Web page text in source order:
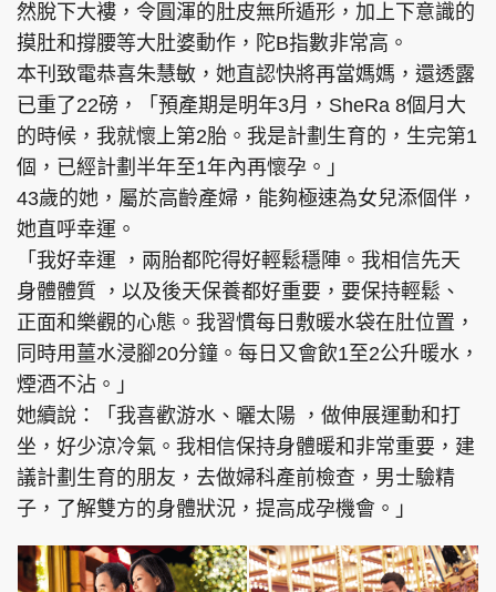
Copyright © 東周網 版權所有 . 不得轉載
©Eastweek.com.hk. All rights reserved.
然脫下大褸，令圓渾的肚皮無所遁形，加上下意識的
摸肚和撐腰等大肚婆動作，陀B指數非常高。
本刊致電恭喜朱慧敏，她直認快將再當媽媽，還透露
已重了22磅，「預產期是明年3月，SheRa 8個月大
的時候，我就懷上第2胎。我是計劃生育的，生完第1
個，已經計劃半年至1年內再懷孕。」
43歲的她，屬於高齡產婦，能夠極速為女兒添個伴，
她直呼幸運。
「我好幸運 ，兩胎都陀得好輕鬆穩陣。我相信先天
身體體質 ，以及後天保養都好重要，要保持輕鬆、
正面和樂觀的心態。我習慣每日敷暖水袋在肚位置，
同時用薑水浸腳20分鐘。每日又會飲1至2公升暖水，
煙酒不沾。」
她續說：「我喜歡游水、曬太陽 ，做伸展運動和打
坐，好少涼冷氣。我相信保持身體暖和非常重要，建
議計劃生育的朋友，去做婦科產前檢查，男士驗精
子，了解雙方的身體狀況，提高成孕機會。」